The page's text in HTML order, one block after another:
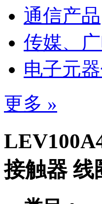
通信产品
传媒、
电子元
更多 »
接触器 线